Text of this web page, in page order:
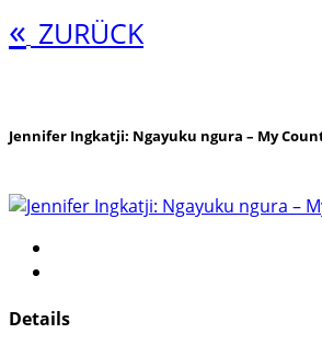
« ZURÜCK
Jennifer Ingkatji: Ngayuku ngura – My
Details